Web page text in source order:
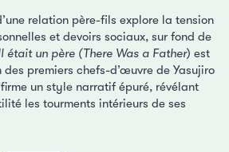
relation père-fils explore la tension
et devoirs sociaux, sur fond de
était un père (There Was a Father) est
des premiers chefs-d’œuvre de Yasujiro
un style narratif épuré, révélant
les tourments intérieurs de ses